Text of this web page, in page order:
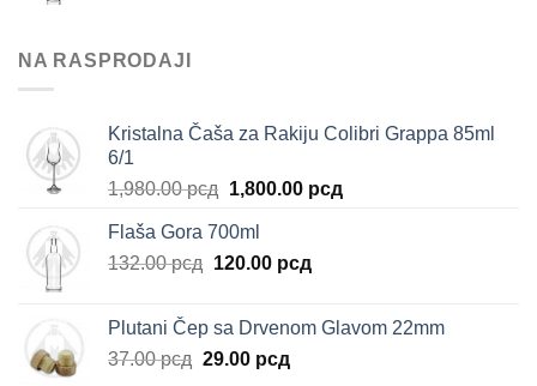
NA RASPRODAJI
Kristalna Čaša za Rakiju Colibri Grappa 85ml
6/1
1,980.00рсд Originalna
je
bila:
1,800.00 рсдTrenutna
Flaša Gora 700ml
132.00рсд Originalna
bila:
132.00 рсд.
120.00 рсдTrenutna
120.00 рсд.
Plutani Čep sa Drvenom Glavom 22mm
37.00рсд Originalna
29.00 рсдTrenutna